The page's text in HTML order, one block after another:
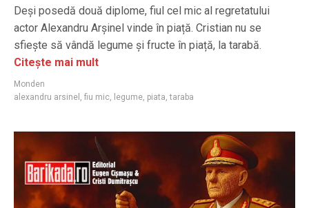
Deși posedă două diplome, fiul cel mic al regretatului
actor Alexandru Arșinel vinde în piață. Cristian nu se
sfiește să vândă legume și fructe în piață, la tarabă.
Citește mai mult
Monden
alexandru arsinel
fiu mic legume piata ,taraba